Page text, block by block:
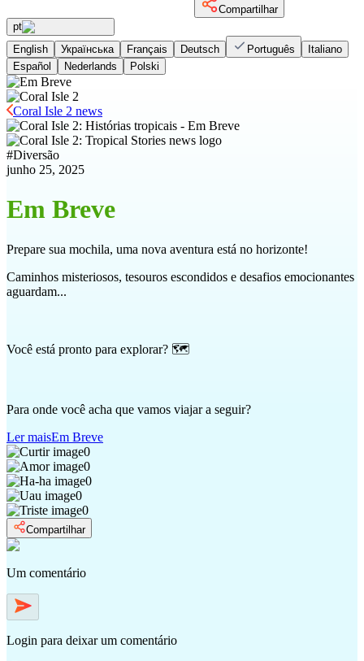
Compartilhar
pt
English
Українська Français Deutsch Português
Italiano
Español
Nederlands Polski
Coral Isle 2 news
#Diversão
junho 25, 2025
Em Breve
Prepare sua mochila, uma nova aventura está no horizonte!
Caminhos misteriosos, tesouros escondidos e desafios emocionantes
aguardam...
Você está pronto para explorar? 🗺️
Para onde você acha que vamos viajar a seguir?
Ler maisEm Breve
0
0
0
0
0
Compartilhar
Um comentário
Login para deixar um comentário